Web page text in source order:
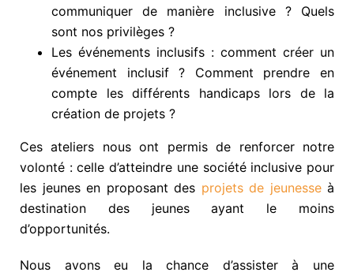
communiquer de manière inclusive ? Quels
sont nos privilèges ?
Les événements inclusifs : comment créer un
événement inclusif ? Comment prendre en
compte les différents handicaps lors de la
création de projets ?
Ces ateliers nous ont permis de renforcer notre
volonté : celle d’atteindre une société inclusive pour
les jeunes en proposant des projets de jeunesseà
destination des jeunes ayant le moins
d’opportunités.
Nous avons eu la chance d’assister à une